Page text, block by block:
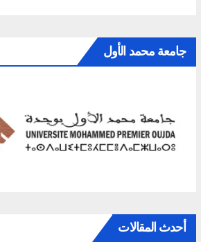
جامعة محمد الأول
أحدث المقالات